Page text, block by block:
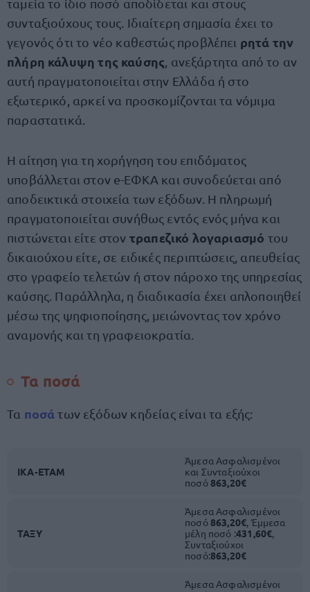
ταμεία το ίδιο ποσό αποδίδεται και στους
συνταξιούχους τους. Ιδιαίτερη σημασία έχει το
γεγονός ότι το νέο καθεστώς προβλέπει ρητά την
πλήρη κάλυψη της καύσης , ανεξάρτητα από το αν
αυτή πραγματοποιείται στην Ελλάδα ή στο
εξωτερικό, αρκεί να προσκομίζονται τα νόμιμα
παραστατικά.
Η αίτηση για τη χορήγηση του επιδόματος
υποβάλλεται στον e-ΕΦΚΑ και συνοδεύεται από
αποδεικτικά στοιχεία των εξόδων. Η πληρωμή
πραγματοποιείται συνήθως εντός ενός μήνα και
πιστώνεται είτε στον τραπεζικό λογαριασμό του
δικαιούχου είτε, σε ειδικές περιπτώσεις, απευθείας
στο γραφείο τελετών ή στον πάροχο της υπηρεσίας
καύσης. Παράλληλα, η διαδικασία έχει απλοποιηθεί
μέσω της ψηφιοποίησης, μειώνοντας τον χρόνο
αναμονής και τη γραφειοκρατία.
Τα ποσά
Τα ποσάτων εξόδων κηδείας είναι τα εξής:
ΙΚΑ-ΕΤΑΜ
Άμεσα Ασφαλισμένοι
και Συνταξιούχοι
ποσό863,20€
ΤΑΞΥ
Άμεσα Ασφαλισμένοι
ποσό863,20€, Έμμεσα
μέλη ποσό :431,60€,
Συνταξιούχοι
ποσό:863,20€
Άμεσα Ασφαλισμένοι